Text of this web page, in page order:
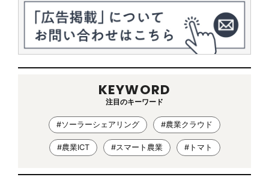
KEYWORD
注目のキーワード
#ソーラーシェアリング #農業クラウド
#農業ICT #スマート農業 #トマト